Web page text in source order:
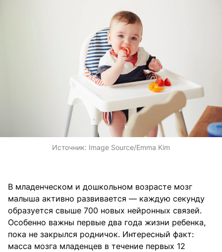
Источник: Image Source/Emma Kim
В младенческом и дошкольном возрасте мозг
малыша активно развивается — каждую секунду
образуется свыше 700 новых нейронных связей.
Особенно важны первые два года жизни ребенка,
пока не закрылся родничок. Интересный факт:
масса мозга младенцев в течение первых 12